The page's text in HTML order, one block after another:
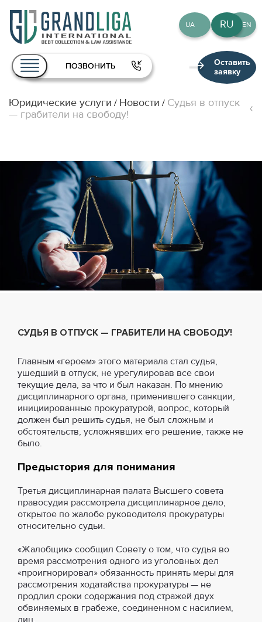
О нас
Публикации
Контакты
RU EN
RU
UA EN
ПОЗВОНИТЬ
Оставить
заявку
Юридические услуги / Новости / Судья в отпуск
— грабители на свободу!
СУДЬЯ В ОТПУСК — ГРАБИТЕЛИ НА СВОБОДУ!
Главным «героем» этого материала стал судья,
ушедший в отпуск, не урегулировав все свои
текущие дела, за что и был наказан. По мнению
дисциплинарного органа, применившего санкции,
инициированные прокуратурой, вопрос, который
должен был решить судья, не был сложным и
обстоятельств, усложнявших его решение, также не
было.
Предыстория для понимания
Третья дисциплинарная палата Высшего совета
правосудия рассмотрела дисциплинарное дело,
открытое по жалобе руководителя прокуратуры
относительно судьи.
«Жалобщик» сообщил Совету о том, что судья во
время рассмотрения одного из уголовных дел
«проигнорировал» обязанность принять меры для
рассмотрения ходатайства прокуратуры — не
продлил сроки содержания под стражей двух
обвиняемых в грабеже, соединенном с насилием,
лиц.